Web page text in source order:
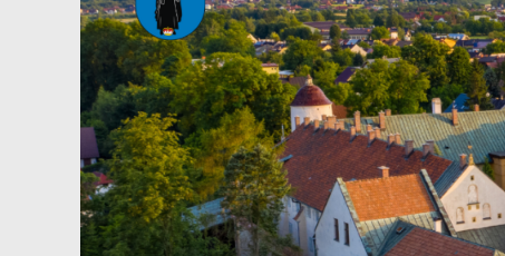
Sącz
Portal
samorządowy
Gminy
Stary
Sącz